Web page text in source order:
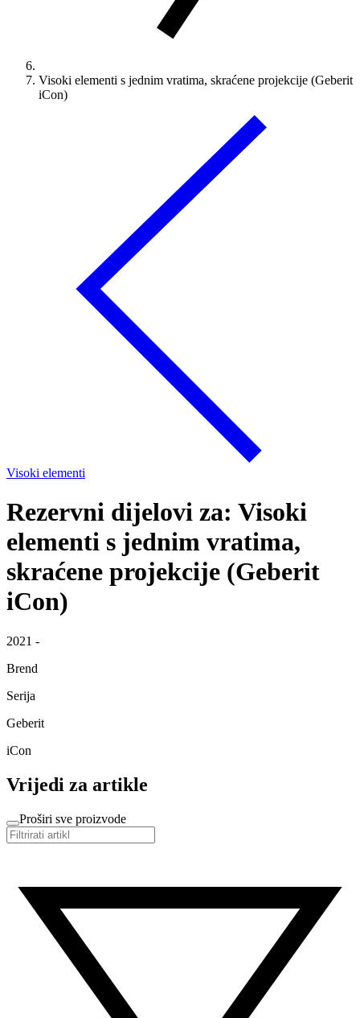
Visoki elementi s jednim vratima, skraćene projekcije (Geberit
iCon)
Visoki elementi
Rezervni dijelovi za: Visoki
elementi s jednim vratima,
skraćene projekcije (Geberit
iCon)
2021 -
Brend
Serija
Geberit
iCon
Vrijedi za artikle
Proširi sve proizvode